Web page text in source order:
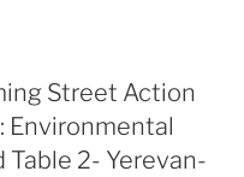
Street Action
Environmental
Table 2- Yerevan-